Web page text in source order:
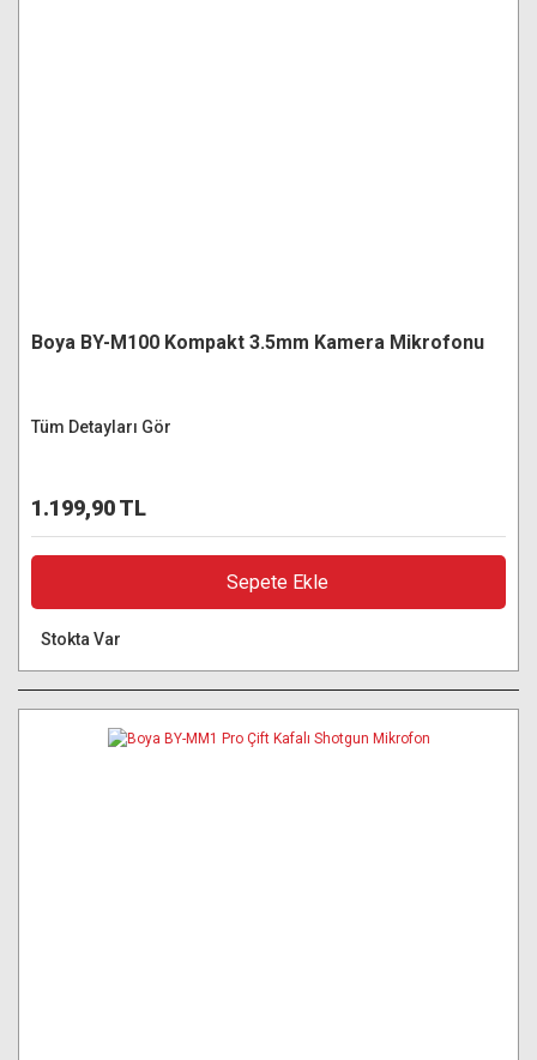
Boya BY-M100 Kompakt 3.5mm Kamera Mikrofonu
Tüm Detayları Gör
1.199,90 TL
Sepete Ekle
Stokta Var